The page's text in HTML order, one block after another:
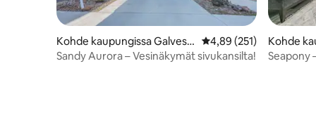
Kohde kaupungissa Galvest
on
Keskimääräinen arvio
4,89 (251)
Sandy Aurora – Vesinäkymät sivukansilta!
Kohde
Seapony